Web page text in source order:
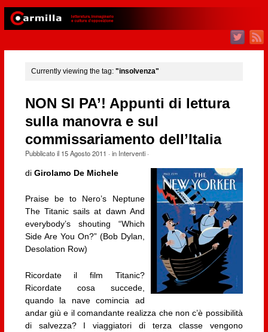
Currently viewing the tag: "insolvenza"
NON SI PA’! Appunti di lettura
sulla manovra e sul
commissariamento dell’Italia
Pubblicato il 15 Agosto 2011 · in Interventi·
di Girolamo De Michele
Praise be to Nero’s Neptune
The Titanic sails at dawn And
everybody’s shouting “Which
Side Are You On?” (Bob Dylan,
Desolation Row)
Ricordate il film Titanic?
Ricordate cosa succede,
quando la nave comincia ad
andar giù e il comandante realizza che non c’è possibilità
di salvezza? I viaggiatori di terza classe vengono